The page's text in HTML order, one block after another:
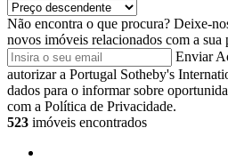
Não encontra o que procura? Deixe-
novos imóveis relacionados com a sua
Enviar
autorizar a Portugal Sotheby's
dados para o informar sobre
com a Política de Privacidade.
523 imóveis encontrados